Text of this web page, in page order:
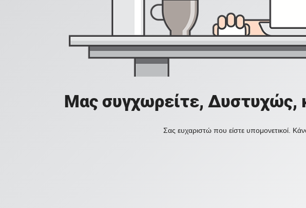
Μας συγχωρείτε, Δυστυχώς,
Σας ευχαριστώ που είστε υπομονετικοί.